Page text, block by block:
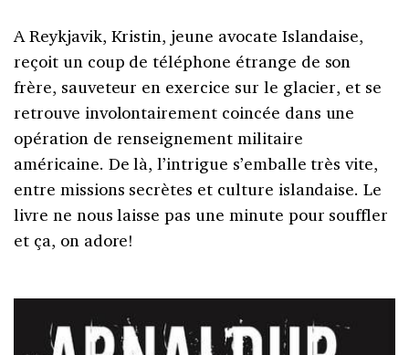
A Reykjavik, Kristin, jeune avocate Islandaise,
reçoit un coup de téléphone étrange de son
frère, sauveteur en exercice sur le glacier, et se
retrouve involontairement coincée dans une
opération de renseignement militaire
américaine. De là, l’intrigue s’emballe très vite,
entre missions secrètes et culture islandaise. Le
livre ne nous laisse pas une minute pour souffler
et ça, on adore!